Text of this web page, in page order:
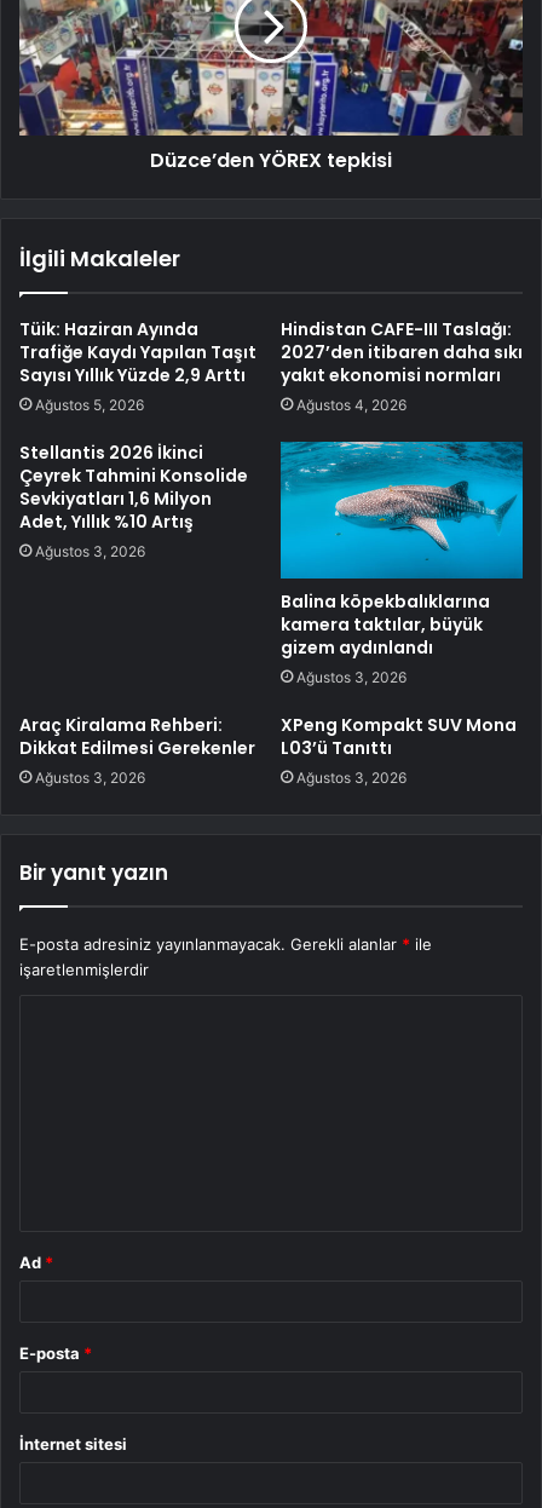
Düzce’den YÖREX tepkisi
İlgili Makaleler
Tüik: Haziran Ayında
Trafiğe Kaydı Yapılan Taşıt
Sayısı Yıllık Yüzde 2,9 Arttı
Ağustos 5, 2026
Hindistan CAFE-III Taslağı:
2027’den itibaren daha sıkı
yakıt ekonomisi normları
Ağustos 4, 2026
Stellantis 2026 İkinci
Çeyrek Tahmini Konsolide
Sevkiyatları 1,6 Milyon
Adet, Yıllık %10 Artış
Ağustos 3, 2026
Balina köpekbalıklarına
kamera taktılar, büyük
gizem aydınlandı
Ağustos 3, 2026
Araç Kiralama Rehberi:
Dikkat Edilmesi Gerekenler
Ağustos 3, 2026
XPeng Kompakt SUV Mona
L03’ü Tanıttı
Ağustos 3, 2026
Bir yanıt yazın
E-posta adresiniz yayınlanmayacak. Gerekli alanlar * ile
işaretlenmişlerdir
Ad *
E-posta *
İnternet sitesi